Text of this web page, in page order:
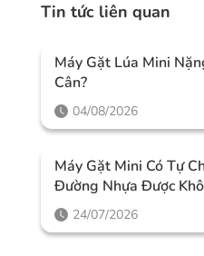
Tin tức liên quan
Máy Gặt Lúa Mini
Cân?
04/08/2026
Máy Gặt Mini Có Tự
Đường Nhựa Được
24/07/2026